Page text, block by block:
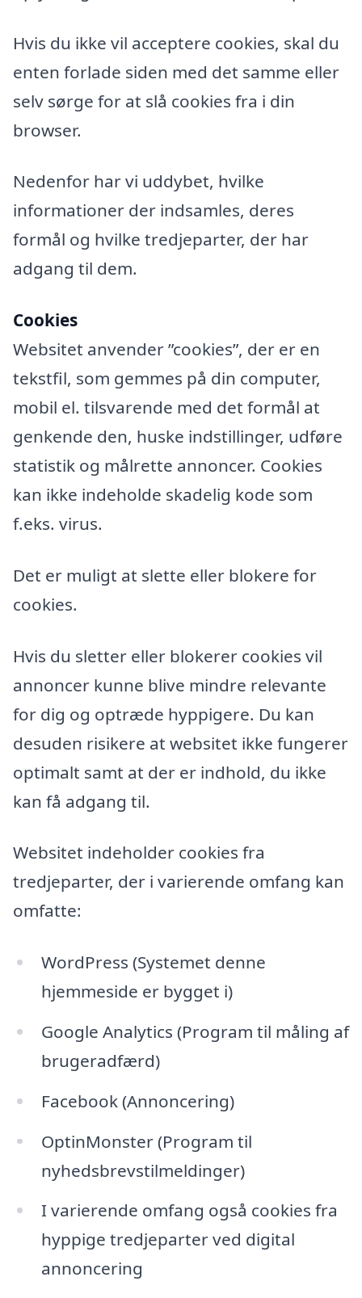
Hvis du ikke vil acceptere cookies, skal du
enten forlade siden med det samme eller
selv sørge for at slå cookies fra i din
browser.
Nedenfor har vi uddybet, hvilke
informationer der indsamles, deres
formål og hvilke tredjeparter, der har
adgang til dem.
Cookies
Websitet anvender ”cookies”, der er en
tekstfil, som gemmes på din computer,
mobil el. tilsvarende med det formål at
genkende den, huske indstillinger, udføre
statistik og målrette annoncer. Cookies
kan ikke indeholde skadelig kode som
f.eks. virus.
Det er muligt at slette eller blokere for
cookies.
Hvis du sletter eller blokerer cookies vil
annoncer kunne blive mindre relevante
for dig og optræde hyppigere. Du kan
desuden risikere at websitet ikke fungerer
optimalt samt at der er indhold, du ikke
kan få adgang til.
Websitet indeholder cookies fra
tredjeparter, der i varierende omfang kan
omfatte:
WordPress (Systemet denne
hjemmeside er bygget i)
Google Analytics (Program til måling af
brugeradfærd)
Facebook (Annoncering)
OptinMonster (Program til
nyhedsbrevstilmeldinger)
I varierende omfang også cookies fra
hyppige tredjeparter ved digital
annoncering